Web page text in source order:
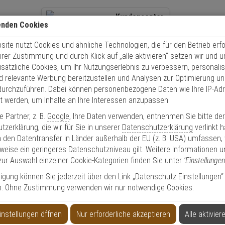
Kundencenter
Kontaktservice nutzen
Mo. - Do.: 8:00 - 16:30 Fr. 8:00 - 14:00 Uhr
Zusatzschloss Abus 7010 W Türzusatzschloss ohne Zylinder, weiß
Zylinder, weiß
Produktinformationen
Sicherheitslevel: 9
Schlosskasten und Schließkasten aus Metall
Cookies
nutzt Cookies und ähnliche Technologien, die für den Betrieb
Zustimmung und durch Klick auf „alle aktivieren“ setzen wir und
Cookies, um Ihr Nutzungserlebnis zu verbessern,
relevante Werbung bereitzustellen und Analysen zur Optimierung
Dabei können personenbezogene Daten wie Ihre IP-
werden, um Inhalte an Ihre Interessen anzupassen.
Partner, z. B. Google, Ihre Daten verwenden, entnehmen Sie bitte
die wir für Sie in unserer Datenschutzerklärung verlinkt
den Datentransfer in Länder außerhalb der EU (z. B. USA) umfassen,
ein geringeres Datenschutzniveau gilt. Weitere Informationen
Auswahl einzelner Cookie-Kategorien finden Sie unter
können Sie jederzeit über den Link „Datenschutz
Ohne Zustimmung verwenden wir nur notwendige Cookies.
öffnen Nur erforderliche akzeptieren Alle